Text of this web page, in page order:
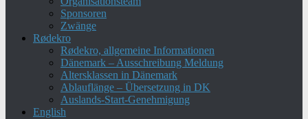
Sponsoren
Zwänge
Rødekro
Rødekro, allgemeine Informationen
Dänemark – Ausschreibung Meldung
Altersklassen in Dänemark
Ablauflänge – Übersetzung in DK
Auslands-Start-Genehmigung
English